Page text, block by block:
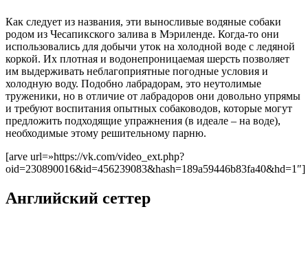
Как следует из названия, эти выносливые водяные собаки
родом из Чесапикского залива в Мэриленде. Когда-то они
использовались для добычи уток на холодной воде с ледяной
коркой. Их плотная и водонепроницаемая шерсть позволяет
им выдерживать неблагоприятные погодные условия и
холодную воду. Подобно лабрадорам, это неутолимые
труженики, но в отличие от лабрадоров они довольно упрямы
и требуют воспитания опытных собаководов, которые могут
предложить подходящие упражнения (в идеале – на воде),
необходимые этому решительному парню.
[arve url=»https://vk.com/video_ext.php?
oid=230890016&id=456239083&hash=189a59446b83fa40&hd=1″]
Английский сеттер